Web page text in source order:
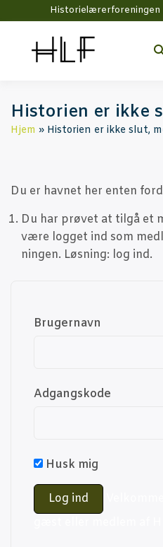
Historielærerforeningen |
Histo­ri­en er ikke
Hjem Historien er ikke slut,
Du er hav­net her enten
Du har prø­vet at til­gå et
være log­get ind som
nin­gen. Løs­ning: log ind.
Bru­ger­navn
Adgangs­ko­de
Husk mig